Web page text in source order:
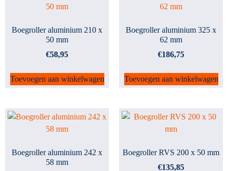
Boegroller aluminium 210 x
50 mm
€58,95
Toevoegen aan winkelwagen
Boegroller aluminium 325 x
62 mm
€186,75
Toevoegen aan winkelwagen
Boegroller aluminium 242 x
58 mm
Boegroller RVS 200 x 50 mm
€135,85